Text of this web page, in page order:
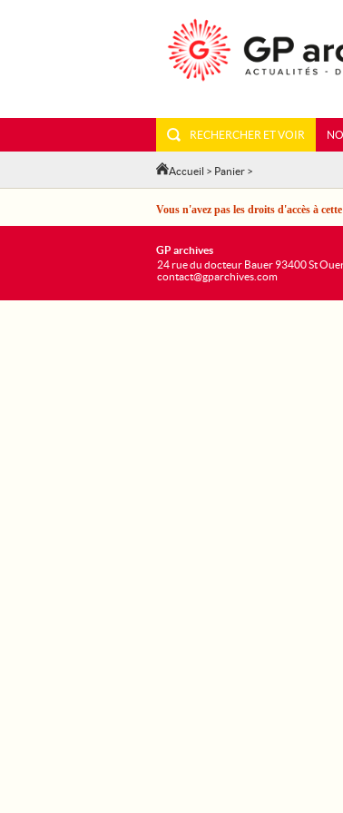
RECHERCHER ET VOIR
Accueil > Panier >
Vous n'avez pas les droits d'accès à
GP archives
24 rue du docteur Bauer 93400 St
contact@gparchives.com